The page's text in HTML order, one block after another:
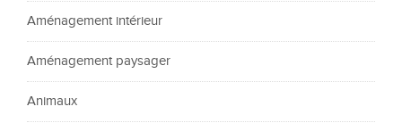
Aménagement intérieur
Aménagement paysager
Animaux